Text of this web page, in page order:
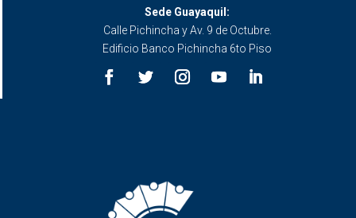
Sede Guayaquil:
Calle Pichincha y Av. 9 de Octubre.
Edificio Banco Pichincha 6to Piso